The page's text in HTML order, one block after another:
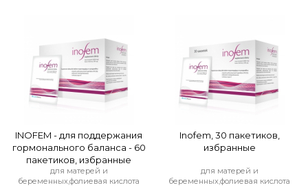
INOFEM - для поддержания
гормонального баланса - 60
пакетиков, избранные
для матерей и
беременных,фолиевая кислота
Inofem, 30 пакетиков,
избранные
для матерей и
беременных,фолиевая кислота